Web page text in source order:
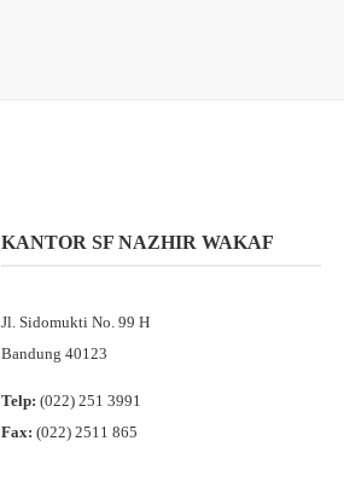
KANTOR SF NAZHIR WAKAF
Jl. Sidomukti No. 99 H
Bandung 40123
Telp: (022) 251 3991
Fax: (022) 2511 865